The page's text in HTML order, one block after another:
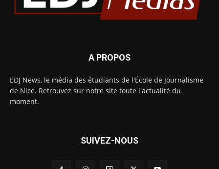
A PROPOS
EDJ News, le média des étudiants de l'École de Journalisme
de Nice. Retrouvez sur notre site toute l'actualité du
moment.
SUIVEZ-NOUS